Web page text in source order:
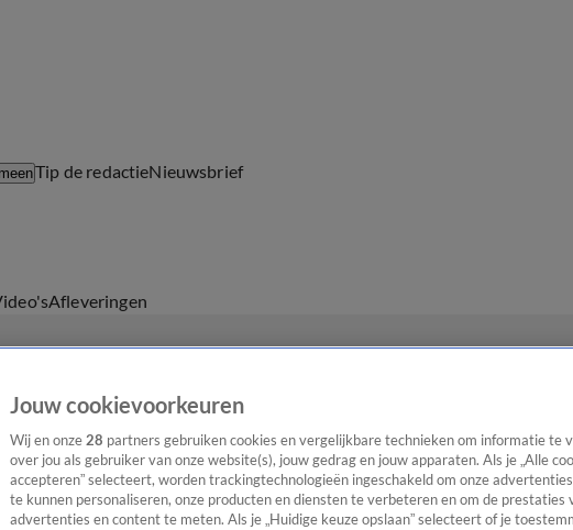
Tip de redactieNieuwsbrief
Afleveringen
Jouw cookievoorkeuren
Wij en onze 28 partners gebruiken cookies en vergelijkbare technieken om informatie te
over jou als gebruiker van onze website(s), jouw gedrag en jouw apparaten. Als je „Alle
accepteren” selecteert, worden trackingtechnologieën ingeschakeld om onze
te kunnen personaliseren, onze producten en diensten te verbeteren en om de prestaties
advertenties en content te meten. Als je „Huidige keuze opslaan” selecteert of je